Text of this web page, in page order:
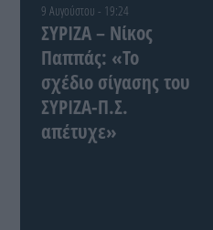
9 Αυγούστου - 19:24
ΣΥΡΙΖΑ – Νίκος
Παππάς: «Το
σχέδιο σίγασης του
ΣΥΡΙΖΑ-Π.Σ.
απέτυχε»